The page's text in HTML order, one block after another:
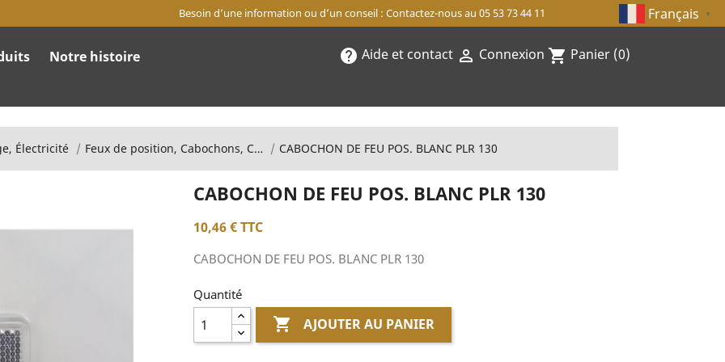
Besoin d’une information ou d’un conseil : Contactez-nous au 05 53 73 44 11 Français ▼
Notre histoire help Aide et contact  Connexion shopping_cart Panier (0)
Électricité Feux de position, Cabochons, Catadioptres CABOCHON DE FEU POS. BLANC PLR 130
CABOCHON DE FEU POS. BLANC PLR 130
10,46 €TTC
CABOCHON DE FEU POS. BLANC PLR 130
Quantité
 AJOUTER AU PANIER